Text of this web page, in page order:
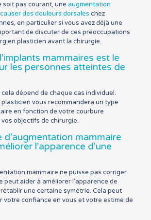
soit pas courant, une augmentation
des douleurs dorsales chez
en particulier si vous avez déjà une
de discuter de ces préoccupations
plasticien avant la chirurgie.
mammaires est le
les personnes atteintes de
dépend de chaque cas individuel.
vous recommandera un type
en fonction de votre courbure
objectifs de chirurgie.
d’augmentation mammaire
l’apparence d’une
mammaire ne puisse pas corriger
peut aider à améliorer l’apparence de
une certaine symétrie. Cela peut
votre confiance en vous et votre estime de